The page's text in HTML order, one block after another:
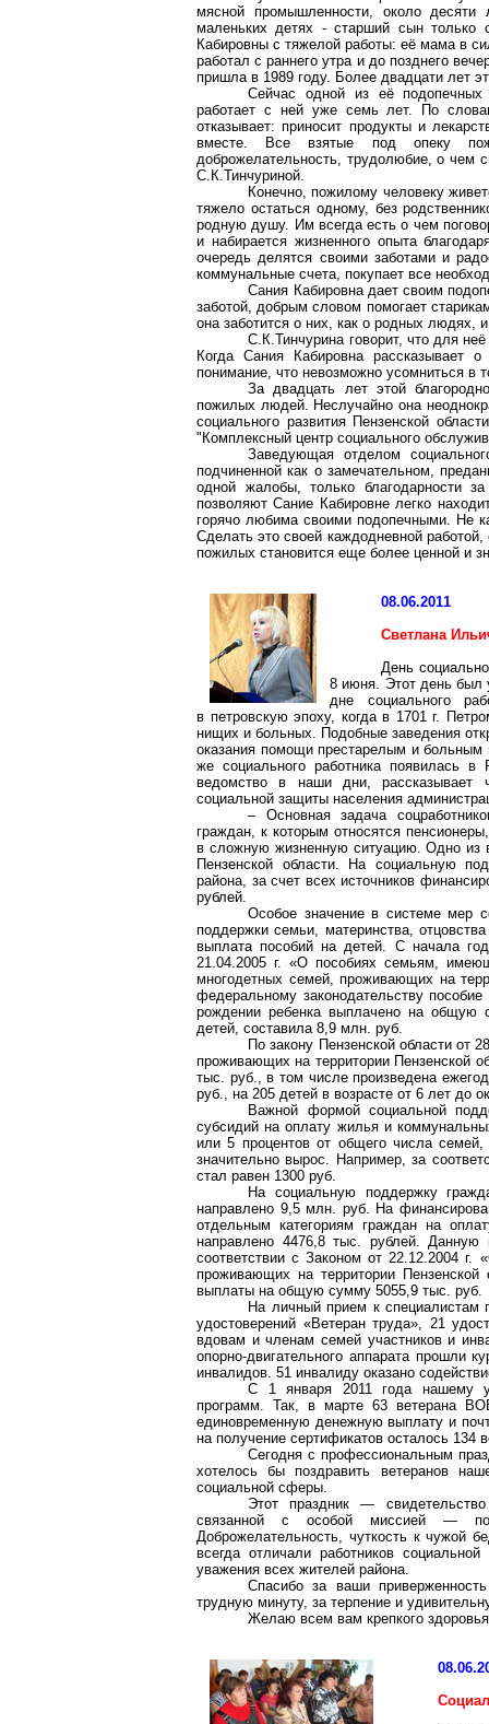
мясной промышленности, около десяти
маленьких детях - старший сын
Кабировны с тяжелой работы: её мама в
работал с раннего утра и до позднего
пришла в 1989 году. Более двадцати лет
Сейчас одной из её
работает с ней уже семь лет. По
отказывает: приносит продукты и
вместе. Все взятые под опеку
доброжелательность, трудолюбие, о чем
С.К.Тинчуриной.
Конечно, пожилому человеку
тяжело остаться одному, без
родную душу. Им всегда есть о чем
и набирается жизненного опыта
очередь делятся своими заботами и
коммунальные счета, покупает все
Сания Кабировнадает своим
заботой, добрым словом помогает
она заботится о них, как о родных
С.К.Тинчуринаговорит, что для
Когда Сания Кабировнарассказывает о
понимание, что невозможно усомниться в
За двадцать лет этой
пожилых людей. Неслучайно она
социального развития Пензенской
"Комплексный центр социального
Заведующая отделом
подчиненной как о замечательном,
одной жалобы, только благодарности
позволяютСание Кабировнелегко
горячо любима своими подопечными. Не
Сделать это своей каждодневной
пожилых становится еще более ценной и
08.06.2011
Светлана
День
8 июня. Этот день был
дне социального
в петровскую эпоху, когда в 1701 г.
нищих и больных. Подобные заведения
оказания помощи престарелым и
же социального работника появилась
ведомство в наши дни, рассказывает
социальной защиты населения
– Основная задача
граждан, к которым относятся
в сложную жизненную ситуацию. Одно из
Пензенской области. На социальную
района, за счет всех источников
рублей.
Особое значение в системе мер
поддержки семьи, материнства,
выплата пособий на детей. С начала
21.04.2005 г. «О пособиях семьям,
многодетных семей, проживающих на
федеральному законодательству
рождении ребенка выплачено на
детей, составила 8,9 млн. руб.
По закону Пензенской области от
проживающих на территории Пензенской
тыс. руб., в том числе произведена
руб., на 205 детей в возрасте от 6 лет до
Важной формой социальной
субсидий на оплату жилья и
или 5 процентов от общего числа
значительно вырос. Например, за
стал равен 1300 руб.
На социальную поддержку
направлено 9,5 млн. руб. На
отдельным категориям граждан на
направлено 4476,8 тыс. рублей.
соответствии с Законом от 22.12.2004 г.
проживающих на территории
выплаты на общую сумму 5055,9 тыс. руб.
На личный прием к специалистам
удостоверений «Ветеран труда», 21
вдовам и членам семей участников и
опорно-двигательного аппарата прошли
инвалидов. 51 инвалиду оказано
С 1 января 2011 года нашему
программ. Так, в марте 63 ветерана
единовременную денежную выплату и
на получение сертификатов осталось 134
Сегодня с профессиональным
хотелось бы поздравить ветеранов
социальной сферы.
Этот праздник —
связанной с особой миссией —
Доброжелательность, чуткость к чужой
всегда отличали работников
уважения всех жителей района.
Спасибо за ваши
трудную минуту, за терпение и
Желаю всем вам крепкого